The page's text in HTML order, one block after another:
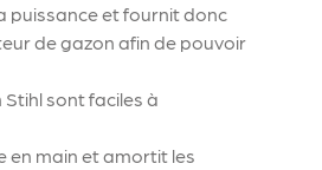
puissance et fournit donc
de gazon afin de pouvoir
sont faciles à
en main et amortit les